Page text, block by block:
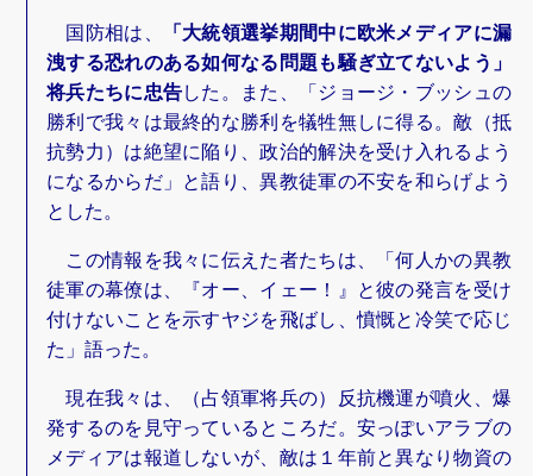
国防相は、
「大統領選挙期間中に欧米メディアに漏
洩する恐れのある如何なる問題も騒ぎ立てないよう」
将兵たちに忠告した。また、「ジョージ・ブッシュの
勝利で我々は最終的な勝利を犠牲無しに得る。敵（抵
抗勢力）は絶望に陥り、政治的解決を受け入れるよう
になるからだ」と語り、異教徒軍の不安を和らげよう
とした。
この情報を我々に伝えた者たちは、「何人かの異教
徒軍の幕僚は、『オー、イェー！』と彼の発言を受け
付けないことを示すヤジを飛ばし、憤慨と冷笑で応じ
た」語った。
現在我々は、（占領軍将兵の）反抗機運が噴火、爆
発するのを見守っているところだ。安っぽいアラブの
メディアは報道しないが、敵は１年前と異なり物資の